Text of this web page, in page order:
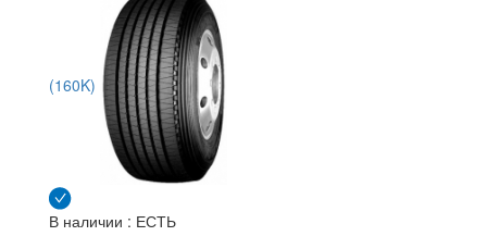
(160K)
В наличии : ЕСТЬ